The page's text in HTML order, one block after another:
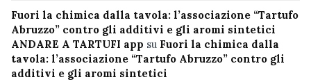
Fuori la chimica dalla tavola: l’associazione “Tartufo
Abruzzo” contro gli additivi e gli aromi sintetici
ANDARE A TARTUFI app su Fuori la chimica dalla
tavola: l’associazione “Tartufo Abruzzo” contro gli
additivi e gli aromi sintetici